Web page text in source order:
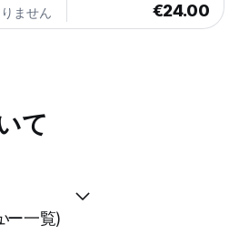
ません €24.00
て
ー一覧)